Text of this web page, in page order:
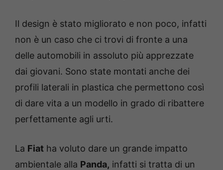
Il design è stato migliorato e non poco, infatti
non è un caso che ci trovi di fronte a una
delle automobili in assoluto più apprezzate
dai giovani. Sono state montati anche dei
profili laterali in plastica che permettono così
di dare vita a un modello in grado di ribattere
perfettamente agli urti.
La Fiat ha voluto dare un grande impatto
ambientale alla Panda, infatti si tratta di un